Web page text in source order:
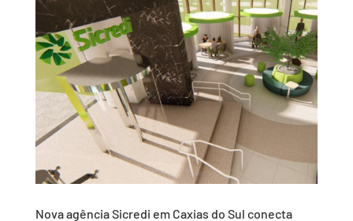
Nova agência Sicredi em Caxias do Sul conecta